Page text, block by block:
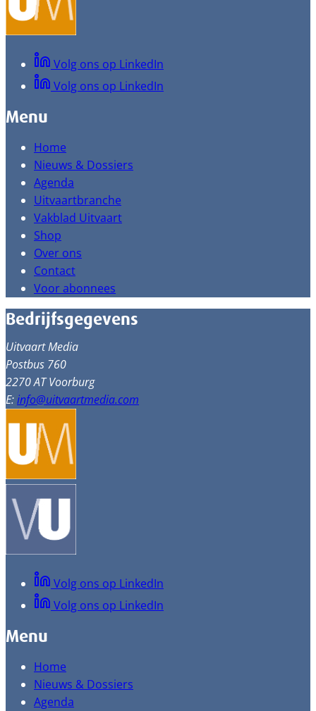
Volg ons op LinkedIn
Volg ons op LinkedIn
Menu
Home
Nieuws & Dossiers
Agenda
Uitvaartbranche
Vakblad Uitvaart
Shop
Over ons
Contact
Voor abonnees
Bedrijfsgegevens
Uitvaart Media
Postbus 760
2270 AT Voorburg
E:info@uitvaartmedia.com
Volg ons op LinkedIn
Volg ons op LinkedIn
Menu
Home
Nieuws & Dossiers
Agenda